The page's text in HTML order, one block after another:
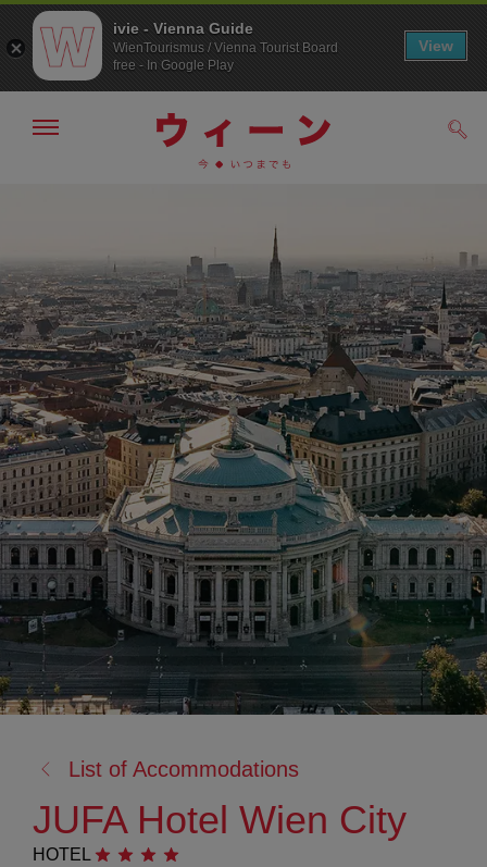
へ
ジ
の
ト
ッ
プ
へ
メ
非
表
示
る:
List of Accommodations
JUFA Hotel Wien City
HOTEL 星4つ
ivie - Vienna Guide
WienTourismus / Vienna Tourist Board
free - In Google Play
View